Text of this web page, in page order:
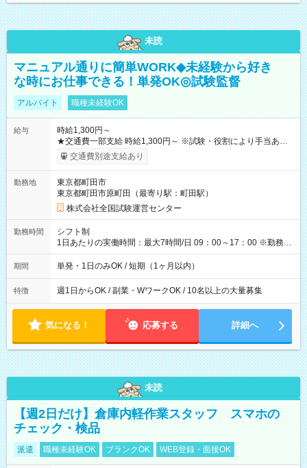
未読
マニュアル通りに簡単WORK◆未経験から好き
な時にお仕事できる！単発OK◎試験監督
アルバイト 職種未経験OK
給与
時給1,300円～
★交通費一部支給 時給1,300円～ ※試験・役割により手当あり
※勤務回数により昇給あり 【即給（前払い）オプションあ
り！】 希望される場合、勤務から1週間ほどで給与の一部を受け
例】 ・河合塾模擬試験 8:30～17:30（休憩1時間） 時給1,300円
×8時間＝日収10,400円＋交通費 ※当日の役割により時給＋100
円の場合あり ・国家試験 7:00～13:30（休憩なし） 時給1,300
円（役割手当＋100円）×6時間＝日収8,400円＋交通費 【試用期
間】試用期間なし
交通費別途支給あり
勤務地
東京都町田市
東京都町田市原町田（最寄り駅：町田駅）
株式会社全国試験運営センター
勤務時間
シフト制
1日あたりの実働時間：最大7時間/日 09：00～17：00 ※勤務時
間は 試験により異なります。
期間 単発・1日のみOK / 短期（1ヶ月以内）
特徴 週1日からOK / 副業・WワークOK / 10名以上の大量募集
気になる！ 応募する 詳細へ
未読
【週2日だけ】倉庫内軽作業スタッフ スマホの
チェック・検品
派遣 職種未経験OK ブランクOK WEB登録・面接OK